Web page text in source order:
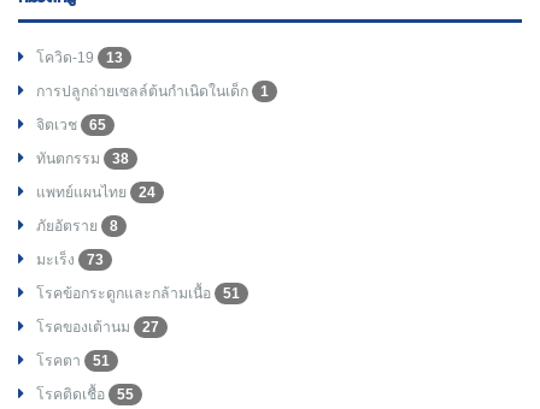
โควิด-19
13
การปลูกถ่ายเซลล์ต้นกำเนิดในเด็ก
1
จิตเวช
65
ทันตกรรม
38
แพทย์แผนไทย
24
ภัยอัตราย
8
มะเร็ง
73
โรคข้อกระดูกและกล้ามเนื้อ
51
โรคของเต้านม
27
โรคตา
51
โรคติดเชื้อ
55